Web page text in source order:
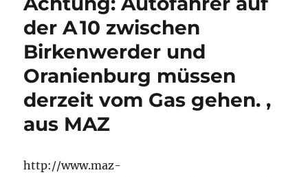
der A 10 zwischen
Birkenwerder und
Oranienburg müssen
derzeit vom Gas gehen. ,
aus MAZ
http://www.maz-